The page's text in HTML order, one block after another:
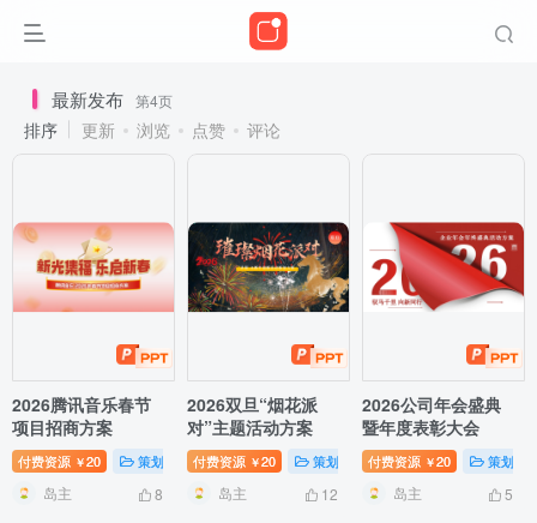
最新发布 第4页
排序 更新 浏览 点赞 评论
2026腾讯音乐春节
项目招商方案
付费资源 ￥20 策划方案
岛主 8
2026双旦“烟花派
对”主题活动方案
付费资源 ￥20 策划方案
岛主 12
2026公司年会盛典
暨年度表彰大会
付费资源 ￥20 策划方
岛主 5